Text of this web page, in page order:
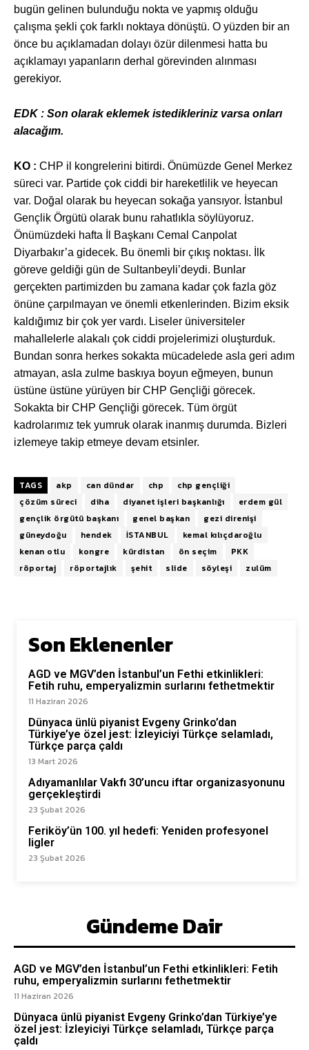
bugün gelinen bulunduğu nokta ve yapmış olduğu
çalışma şekli çok farklı noktaya dönüştü. O yüzden bir an
önce bu açıklamadan dolayı özür dilenmesi hatta bu
açıklamayı yapanların derhal görevinden alınması
gerekiyor.
EDK : Son olarak eklemek istedikleriniz varsa onları
alacağım.
KO : CHP il kongrelerini bitirdi. Önümüzde Genel Merkez
süreci var. Partide çok ciddi bir hareketlilik ve heyecan
var. Doğal olarak bu heyecan sokağa yansıyor. İstanbul
Gençlik Örgütü olarak bunu rahatlıkla söylüyoruz.
Önümüzdeki hafta İl Başkanı Cemal Canpolat
Diyarbakır’a gidecek. Bu önemli bir çıkış noktası. İlk
göreve geldiği gün de Sultanbeyli’deydi. Bunlar
gerçekten partimizden bu zamana kadar çok fazla göz
önüne çarpılmayan ve önemli etkenlerinden. Bizim eksik
kaldığımız bir çok yer vardı. Liseler üniversiteler
mahallelerle alakalı çok ciddi projelerimizi oluşturduk.
Bundan sonra herkes sokakta mücadelede asla geri adım
atmayan, asla zulme baskıya boyun eğmeyen, bunun
üstüne üstüne yürüyen bir CHP Gençliği görecek.
Sokakta bir CHP Gençliği görecek. Tüm örgüt
kadrolarımız tek yumruk olarak inanmış durumda. Bizleri
izlemeye takip etmeye devam etsinler.
TAGS akp can dündar chp
chp gençliği
çözüm süreci
diha diyanet işleri başkanlığı
erdem gül
gençlik örgütü başkanı
genel başkan
gezi direnişi
güneydoğu
hendek İSTANBUL
kemal kılıçdaroğlu
kenan otlu
kongre kürdistan ön seçim
PKK
röportaj
röportajlık şehit slide söyleşi zulüm
Son Eklenenler
AGD ve MGV’den İstanbul’un Fethi etkinlikleri:
Fetih ruhu, emperyalizmin surlarını fethetmektir
11 Haziran 2026
Dünyaca ünlü piyanist Evgeny Grinko’dan
Türkiye’ye özel jest: İzleyiciyi Türkçe selamladı,
Türkçe parça çaldı
13 Mart 2026
Adıyamanlılar Vakfı 30’uncu iftar organizasyonunu
gerçekleştirdi
23 Şubat 2026
Feriköy’ün 100. yıl hedefi: Yeniden profesyonel
ligler
23 Şubat 2026
Gündeme Dair
AGD ve MGV’den İstanbul’un Fethi etkinlikleri: Fetih
ruhu, emperyalizmin surlarını fethetmektir
11 Haziran 2026
Dünyaca ünlü piyanist Evgeny Grinko’dan Türkiye’ye
özel jest: İzleyiciyi Türkçe selamladı, Türkçe parça
çaldı